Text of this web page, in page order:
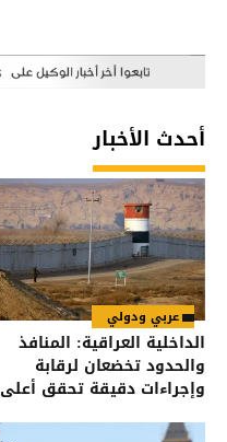
أحدث الأخبار
عربي ودولي
الداخلية العراقية: المنافذ
والحدود تخضعان لرقابة
وإجراءات دقيقة تحقق أعلى